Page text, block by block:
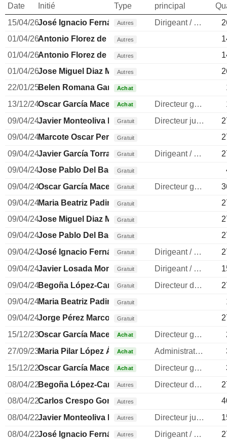
Date Initié Type
principal
15/04/26José Ignacio Fernández
Autres Dirigeant / cadre principal
01/04/26Antonio Florez de la Fuente
Autres
01/04/26Antonio Florez de la Fuente
Autres
01/04/26Jose Miguel Diaz Miranda
Autres
22/01/25Belen Romana GarciaAchat
13/12/24Oscar García MaceirasAchat Directeur general
09/04/24Javier Monteoliva DíazGratuit Directeur juridique
09/04/24Marcote Oscar PerezGratuit
09/04/24Javier García TorralboGratuit Dirigeant / cadre principal
09/04/24Jose Pablo Del Bado Rivas
Gratuit
09/04/24Oscar García MaceirasGratuit Directeur general
09/04/24Maria Beatriz Padin Santos
Gratuit
09/04/24Jose Miguel Diaz Miranda
Gratuit
09/04/24Jose Pablo Del Bado Rivas
Gratuit
09/04/24José Ignacio Fernández
Gratuit Dirigeant / cadre principal
09/04/24Javier Losada MonteroGratuit Dirigeant / cadre principal
09/04/24Begoña López-Cano Ibarreche
Gratuit Directeur des ressources humaines
09/04/24Maria Beatriz Padin Santos
Gratuit
09/04/24Jorge Pérez Marcote Gratuit
15/12/23Oscar García MaceirasAchat Directeur general
27/09/23Maria Pilar López Álvarez
Achat Administrateur
15/12/22Oscar García MaceirasAchat Directeur general
08/04/22Begoña López-Cano Ibarreche
Autres Directeur des ressources humaines
08/04/22Carlos Crespo González
Autres
08/04/22Javier Monteoliva DíazAutres Directeur juridique
08/04/22José Ignacio Fernández
Autres Dirigeant / cadre principal